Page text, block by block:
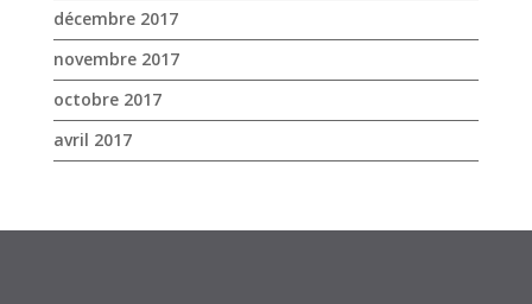
décembre 2017
novembre 2017
octobre 2017
avril 2017